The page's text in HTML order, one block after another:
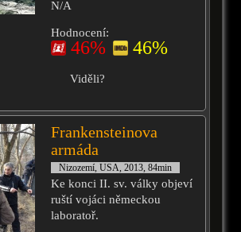
N/A
Hodnocení:
46% 46%
Viděli?
Frankensteinova
armáda
Nizozemí, USA, 2013, 84min
Ke konci II. sv. války objeví
ruští vojáci německou
laboratoř.